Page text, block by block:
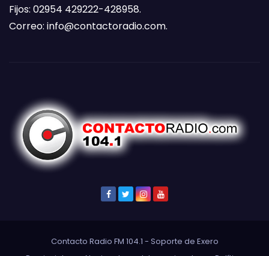
Fijos: 02954 429222-428958.
Correo: info@contactoradio.com.
Contacto Radio FM 104.1 - Soporte de Exero